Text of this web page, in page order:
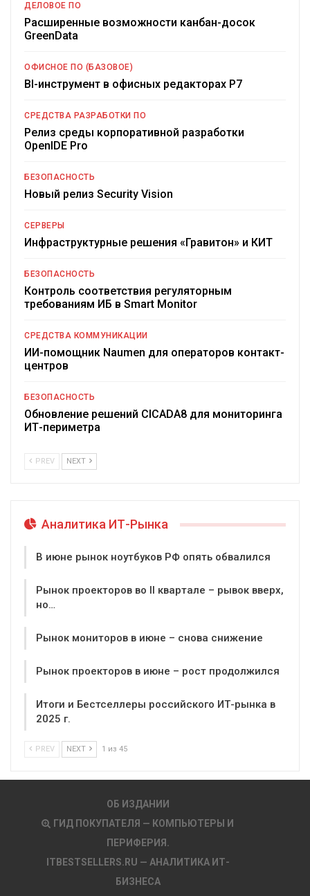
ДЕЛОВОЕ ПО
Расширенные возможности канбан-досок
GreenData
ОФИСНОЕ ПО (БАЗОВОЕ)
BI-инструмент в офисных редакторах Р7
СРЕДСТВА РАЗРАБОТКИ ПО
Релиз среды корпоративной разработки
OpenIDE Pro
БЕЗОПАСНОСТЬ
Новый релиз Security Vision
СЕРВЕРЫ
Инфраструктурные решения «Гравитон» и КИТ
БЕЗОПАСНОСТЬ
Контроль соответствия регуляторным
требованиям ИБ в Smart Monitor
СРЕДСТВА КОММУНИКАЦИИ
ИИ-помощник Naumen для операторов контакт-
центров
БЕЗОПАСНОСТЬ
Обновление решений CICADA8 для мониторинга
ИТ-периметра
PREV NEXT
Аналитика ИТ-Рынка
В июне рынок ноутбуков РФ опять обвалился
Рынок проекторов во II квартале – рывок вверх,
но…
Рынок мониторов в июне – снова снижение
Рынок проекторов в июне – рост продолжился
Итоги и Бестселлеры российского ИТ-рынка в
2025 г.
PREV NEXT 1 из 45
ОБ ИЗДАНИИ
ГИД ПОКУПАТЕЛЯ — КОМПЬЮТЕРЫ И
ПЕРИФЕРИЯ.
ITBESTSELLERS.RU — АНАЛИТИКА ИТ-
БИЗНЕСА